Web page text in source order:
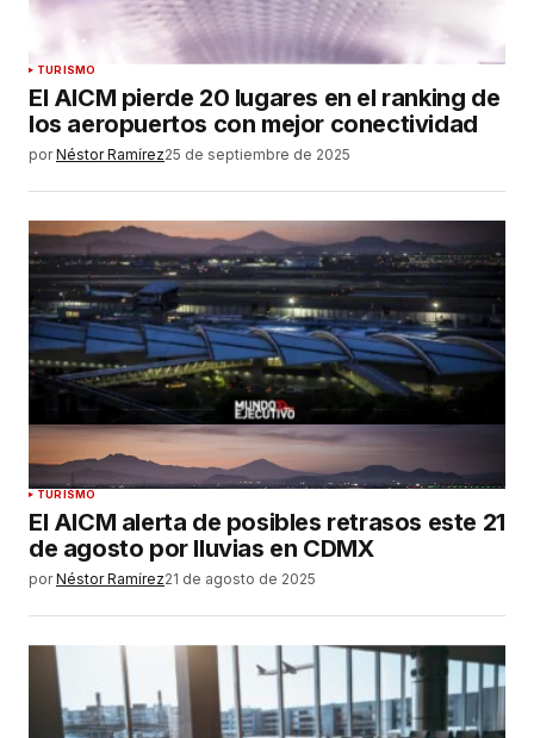
TURISMO
El AICM pierde 20 lugares en el ranking de
los aeropuertos con mejor conectividad
por Néstor Ramírez25 de septiembre de 2025
TURISMO
El AICM alerta de posibles retrasos este 21
de agosto por lluvias en CDMX
por Néstor Ramírez21 de agosto de 2025